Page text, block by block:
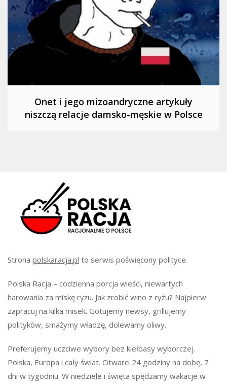
Onet i jego mizoandryczne artykuły
niszczą relacje damsko-męskie w Polsce
Strona polskaracja.pl to serwis poświęcony polityce.
Polska Racja – codzienna porcja wieści, niewartych
harowania za miskę ryżu. Jak zrobić wino z ryżu? Najpierw
zapracuj na kilka misek. Gotujemy newsy, grillujemy
polityków, smażymy władzę, dolewamy oliwy.
Preferujemy uczciwe wybory bez kiełbasy wyborczej.
Polska, Europa i cały świat. Otwarci 24 godziny na dobę, 7
dni w tygodniu. W niedziele i święta spędzamy wakacje w